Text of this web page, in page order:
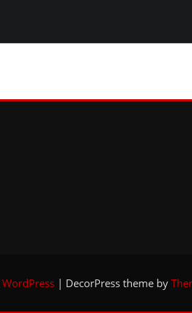
WordPress | DecorPress theme by